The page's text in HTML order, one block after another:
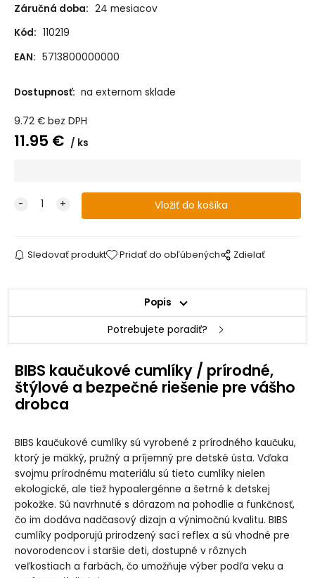
Záručná doba: 24 mesiacov
Kód: 110219
EAN: 5713800000000
Dostupnosť: na externom sklade
9.72€ bez DPH
11.95 € ks
Sledovať produkt Pridať do obľúbených Zdielať
Popis
Potrebujete poradiť?
BIBS kaučukové cumlíky / prírodné,
štýlové a bezpečné riešenie pre vášho
drobca
BIBS kaučukové cumlíky sú vyrobené z prírodného kaučuku,
ktorý je mäkký, pružný a príjemný pre detské ústa. Vďaka
svojmu prírodnému materiálu sú tieto cumlíky nielen
ekologické, ale tiež hypoalergénne a šetrné k detskej
pokožke. Sú navrhnuté s dôrazom na pohodlie a funkčnosť,
čo im dodáva nadčasový dizajn a výnimočnú kvalitu. BIBS
cumlíky podporujú prirodzený sací reflex a sú vhodné pre
novorodencov i staršie deti, dostupné v rôznych
veľkostiach a farbách, čo umožňuje výber podľa veku a